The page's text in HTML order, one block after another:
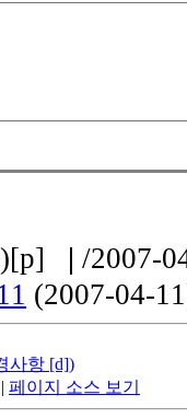
| /2007-
(2007-04-
사항 [d])
| 페이지 소스 보기